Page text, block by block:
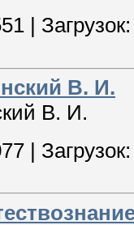
Загрузок:
В. И.
В. И.
Загрузок: